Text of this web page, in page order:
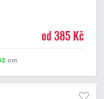
od 385 Kč
cm